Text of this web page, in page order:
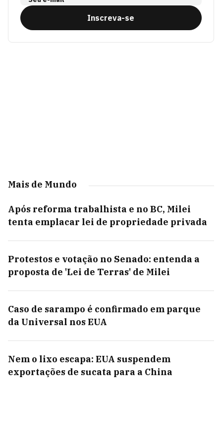
Inscreva-se
Mais de Mundo
Após reforma trabalhista e no BC, Milei
tenta emplacar lei de propriedade privada
Protestos e votação no Senado: entenda a
proposta de 'Lei de Terras' de Milei
Caso de sarampo é confirmado em parque
da Universal nos EUA
Nem o lixo escapa: EUA suspendem
exportações de sucata para a China